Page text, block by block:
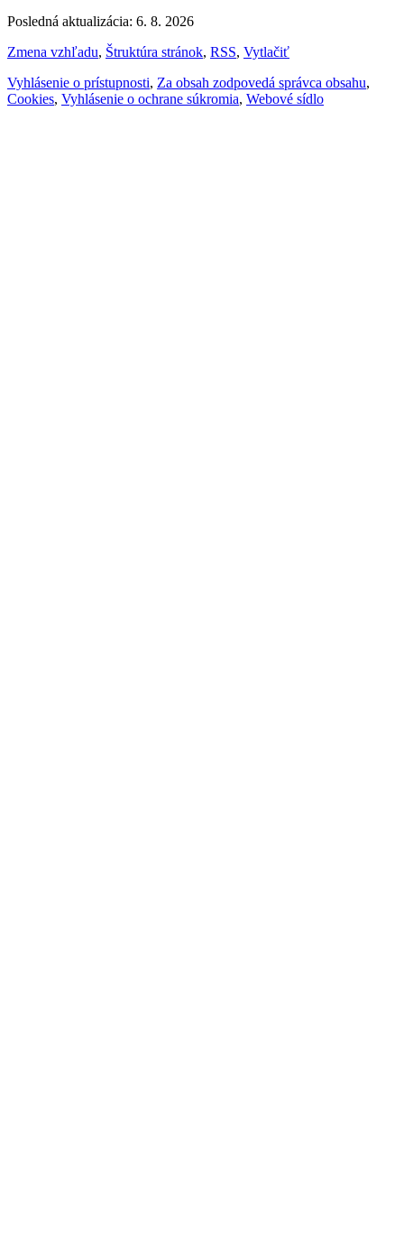
Posledná aktualizácia: 6. 8. 2026
Zmena vzhľadu, Štruktúra stránok, RSS, Vytlačiť
Vyhlásenie o prístupnosti, Za obsah zodpovedá správca obsahu,
Cookies, Vyhlásenie o ochrane súkromia, Webové sídlo